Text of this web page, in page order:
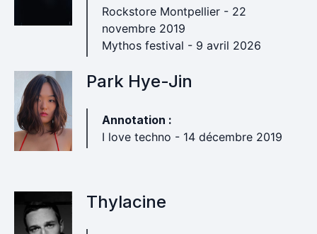
Rockstore Montpellier - 22
novembre 2019
Mythos festival - 9 avril 2026
Park Hye-Jin
Annotation :
I love techno - 14 décembre 2019
Thylacine